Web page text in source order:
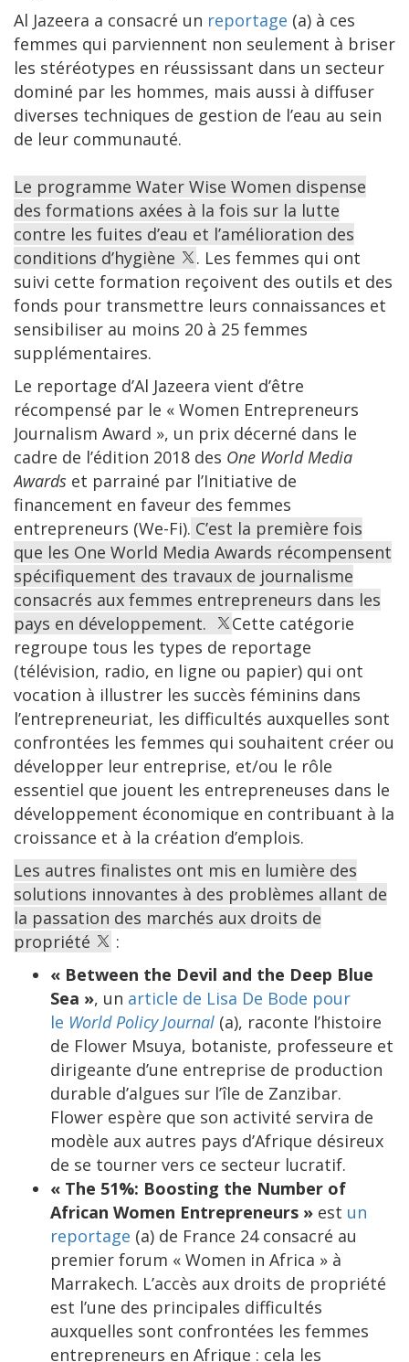
Al Jazeera a consacré un reportage (a) à ces
femmes qui parviennent non seulement à briser
les stéréotypes en réussissant dans un secteur
dominé par les hommes, mais aussi à diffuser
diverses techniques de gestion de l’eau au sein
de leur communauté.
Le programme Water Wise Women dispense
des formations axées à la fois sur la lutte
contre les fuites d’eau et l’amélioration des
conditions d’hygiène
. Les femmes qui ont
suivi cette formation reçoivent des outils et des
fonds pour transmettre leurs connaissances et
sensibiliser au moins 20 à 25 femmes
supplémentaires.
Le reportage d’Al Jazeera vient d’être
récompensé par le « Women Entrepreneurs
Journalism Award », un prix décerné dans le
cadre de l’édition 2018 des One World Media
Awards et parrainé par l’Initiative de
financement en faveur des femmes
entrepreneurs (We-Fi). C’est la première fois
que les One World Media Awards récompensent
spécifiquement des travaux de journalisme
consacrés aux femmes entrepreneurs dans les
pays en développement.
Cette catégorie
regroupe tous les types de reportage
(télévision, radio, en ligne ou papier) qui ont
vocation à illustrer les succès féminins dans
l’entrepreneuriat, les difficultés auxquelles sont
confrontées les femmes qui souhaitent créer ou
développer leur entreprise, et/ou le rôle
essentiel que jouent les entrepreneuses dans le
développement économique en contribuant à la
croissance et à la création d’emplois.
Les autres finalistes ont mis en lumière des
solutions innovantes à des problèmes allant de
la passation des marchés aux droits de
propriété
:
« Between the Devil and the Deep Blue
Sea », un article de Lisa De Bode pour
le World Policy Journal (a), raconte l’histoire
de Flower Msuya, botaniste, professeure et
dirigeante d’une entreprise de production
durable d’algues sur l’île de Zanzibar.
Flower espère que son activité servira de
modèle aux autres pays d’Afrique désireux
de se tourner vers ce secteur lucratif.
« The 51%: Boosting the Number of
African Women Entrepreneurs » est un
reportage (a) de France 24 consacré au
premier forum « Women in Africa » à
Marrakech. L’accès aux droits de propriété
est l’une des principales difficultés
auxquelles sont confrontées les femmes
entrepreneurs en Afrique : cela les